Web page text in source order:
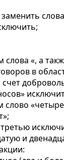
слова «, а
в
счет
слово
и